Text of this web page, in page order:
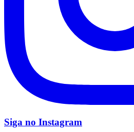
Vasco
Siga no Instagram